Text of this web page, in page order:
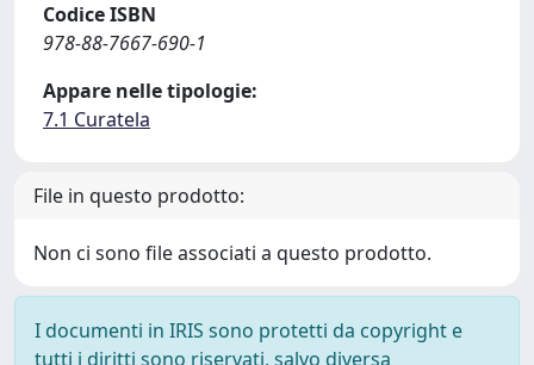
Codice ISBN
978-88-7667-690-1
Appare nelle tipologie:
7.1 Curatela
File in questo prodotto:
Non ci sono file associati a questo prodotto.
I documenti in IRIS sono protetti da copyright e
tutti i diritti sono riservati, salvo diversa